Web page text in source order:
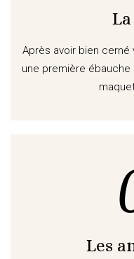
Après avoir bien
une première ébauche
Les